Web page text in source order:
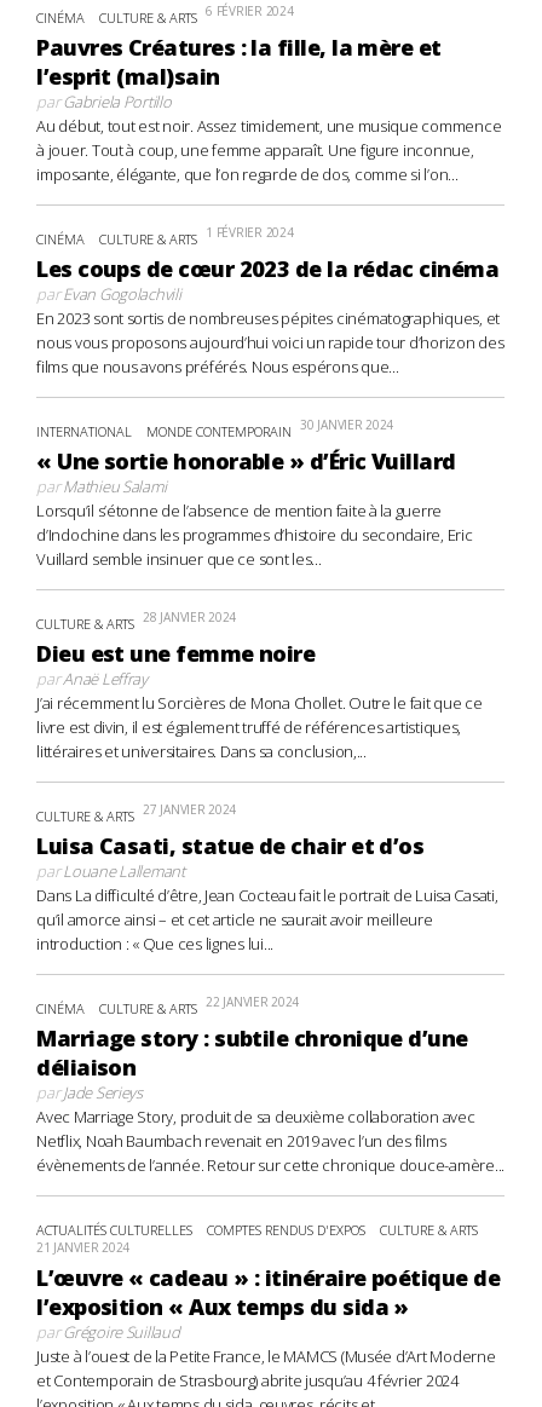
CINÉMA CULTURE & ARTS 6 FÉVRIER 2024
Pauvres Créatures : la fille, la mère et
l’esprit (mal)sain
parGabriela Portillo
Au début, tout est noir. Assez timidement, une musique commence
à jouer. Tout à coup, une femme apparaît. Une figure inconnue,
imposante, élégante, que l’on regarde de dos, comme si l’on...
CINÉMA CULTURE & ARTS 1 FÉVRIER 2024
Les coups de cœur 2023 de la rédac cinéma
parEvan Gogolachvili
En 2023 sont sortis de nombreuses pépites cinématographiques, et
nous vous proposons aujourd’hui voici un rapide tour d’horizon des
films que nous avons préférés. Nous espérons que...
INTERNATIONAL MONDE CONTEMPORAIN 30 JANVIER 2024
« Une sortie honorable » d’Éric Vuillard
parMathieu Salami
Lorsqu’il s’étonne de l’absence de mention faite à la guerre
d’Indochine dans les programmes d’histoire du secondaire, Eric
Vuillard semble insinuer que ce sont les...
CULTURE & ARTS 28 JANVIER 2024
Dieu est une femme noire
parAnaë Leffray
J’ai récemment lu Sorcières de Mona Chollet. Outre le fait que ce
livre est divin, il est également truffé de références artistiques,
littéraires et universitaires. Dans sa conclusion,...
CULTURE & ARTS 27 JANVIER 2024
Luisa Casati, statue de chair et d’os
parLouane Lallemant
Dans La difficulté d’être, Jean Cocteau fait le portrait de Luisa Casati,
qu’il amorce ainsi – et cet article ne saurait avoir meilleure
introduction : « Que ces lignes lui...
CINÉMA CULTURE & ARTS 22 JANVIER 2024
Marriage story : subtile chronique d’une
déliaison
parJade Serieys
Avec Marriage Story, produit de sa deuxième collaboration avec
Netflix, Noah Baumbach revenait en 2019 avec l’un des films
évènements de l’année. Retour sur cette chronique douce-amère...
ACTUALITÉS CULTURELLES COMPTES RENDUS D'EXPOS CULTURE & ARTS
21 JANVIER 2024
L’œuvre « cadeau » : itinéraire poétique de
l’exposition « Aux temps du sida »
parGrégoire Suillaud
Juste à l’ouest de la Petite France, le MAMCS (Musée d’Art Moderne
et Contemporain de Strasbourg) abrite jusqu’au 4 février 2024